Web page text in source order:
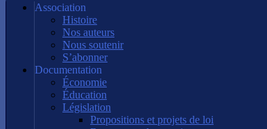
Association
Histoire
Nos auteurs
Nous soutenir
S’abonner
Documentation
Économie
Éducation
Législation
Propositions et projets de loi